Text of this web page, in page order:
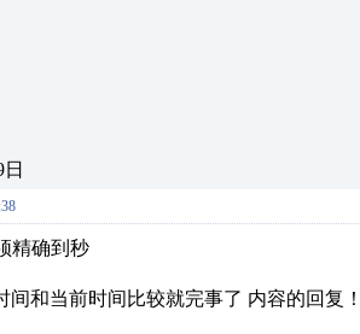
精确到秒
间和当前时间比较就完事了 内容的回复